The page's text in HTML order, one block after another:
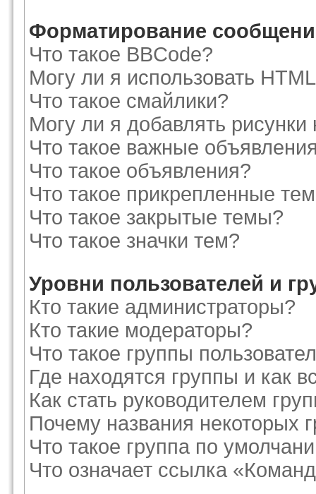
Форматирование
Что такое BBCode?
Могу ли я использовать
Что такое смайлики?
Могу ли я добавлять
Что такое важные
Что такое объявления?
Что такое прикрепленные
Что такое закрытые темы?
Что такое значки тем?
Уровни пользователей и
Кто такие администраторы?
Кто такие модераторы?
Что такое группы
Где находятся группы и как
Как стать руководителем
Почему названия некоторых
Что такое группа по
Что означает ссылка